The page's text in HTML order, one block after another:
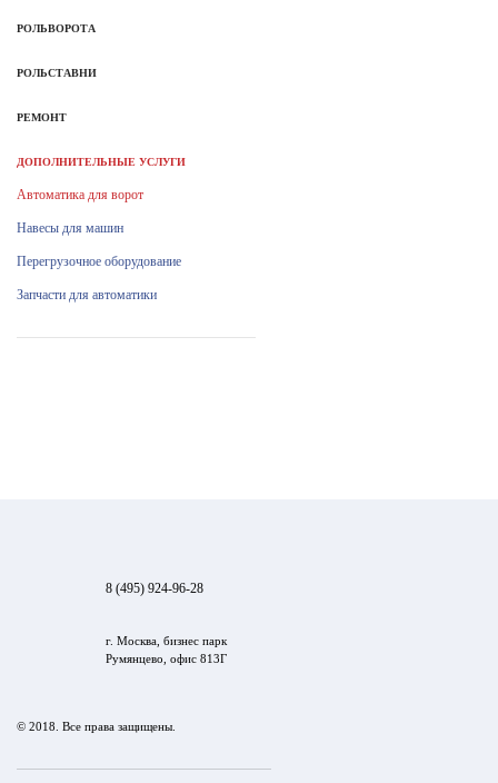
РОЛЬВОРОТА
РОЛЬСТАВНИ
РЕМОНТ
ДОПОЛНИТЕЛЬНЫЕ УСЛУГИ
Автоматика для ворот
Навесы для машин
Перегрузочное оборудование
Запчасти для автоматики
8 (495) 924-96-28
г. Москва, бизнес парк
Румянцево, офис 813Г
© 2018. Все права защищены.